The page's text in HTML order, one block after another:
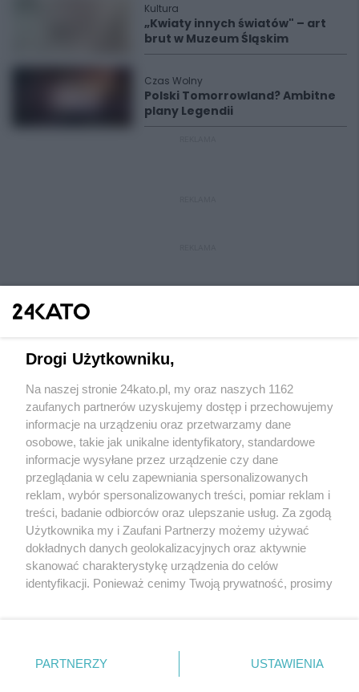
Kultura
„Kwiaty innych światów" – art
brut w Muzeum Śląskim
Czas Wolny
Polski Tomorrowland? Ambitne
plany Legendii
Wydawca mediów lokalnych
Nie zapomnij
zapoznać się z:
polityką prywatności regulamin korzystania z portali
Twojemiasto
Piekary Śląskie
Chorzów
Tarnowskie Góry
Gliwice
Skontakuj sięz nami
Kontakt
Wydawca
Redakcja
Drogi Użytkowniku,
Na naszej stronie 24kato.pl, my oraz naszych 1162
zaufanych partnerów uzyskujemy dostęp i przechowujemy
informacje na urządzeniu oraz przetwarzamy dane
osobowe, takie jak unikalne identyfikatory, standardowe
informacje wysyłane przez urządzenie czy dane
przeglądania w celu zapewniania spersonalizowanych
reklam, wybór spersonalizowanych treści, pomiar reklam i
treści, badanie odbiorców oraz ulepszanie usług. Za zgodą
Użytkownika my i Zaufani Partnerzy możemy używać
dokładnych danych geolokalizacyjnych oraz aktywnie
skanować charakterystykę urządzenia do celów
identyfikacji. Ponieważ cenimy Twoją prywatność, prosimy
prywatności znajdujący się w lewym dolnym rogu strony
. Niektóre rodzaje przetwarzania danych nie wymagają
PARTNERZY USTAWIENIA